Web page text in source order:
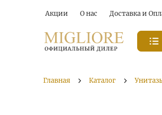
Акции О нас Доставка и
Главная Каталог